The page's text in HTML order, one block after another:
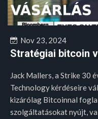
Nov 23, 2024
Stratégiai bitcoin
Jack Mallers, a Strike 30
Technology kérdéseire
kizárólag Bitcoinnal
szolgáltatásokat nyújt,